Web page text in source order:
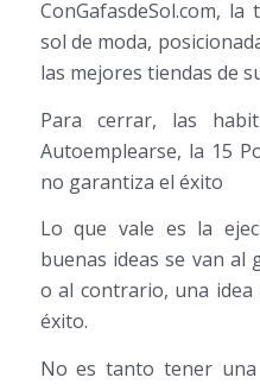
ConGafasdeSol.com,
sol de moda,
las mejores tiendas de
Para cerrar, las
Autoemplearse, la 15
no garantiza el éxito
Lo que vale es la
buenas ideas se van al
o al contrario, una
éxito.
No es tanto tener